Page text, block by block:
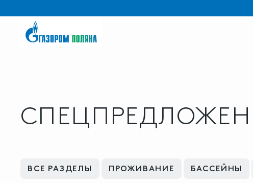
ВСЕ РАЗДЕЛЫ ПРОЖИВАНИЕ БАССЕЙНЫ